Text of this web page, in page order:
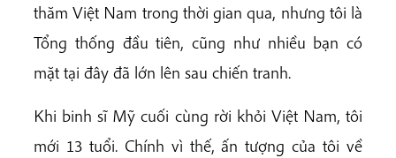
thăm Việt Nam trong thời gian qua, nhưng tôi là
Tổng thống đầu tiên, cũng như nhiều bạn có
mặt tại đây đã lớn lên sau chiến tranh.
Khi binh sĩ Mỹ cuối cùng rời khỏi Việt Nam, tôi
mới 13 tuổi. Chính vì thế, ấn tượng của tôi về